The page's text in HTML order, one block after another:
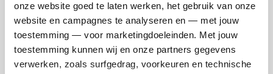
onze website goed te laten werken, het gebruik van onze
website en campagnes te analyseren en — met jouw
toestemming — voor marketingdoeleinden. Met jouw
toestemming kunnen wij en onze partners gegevens
verwerken, zoals surfgedrag, voorkeuren en technische